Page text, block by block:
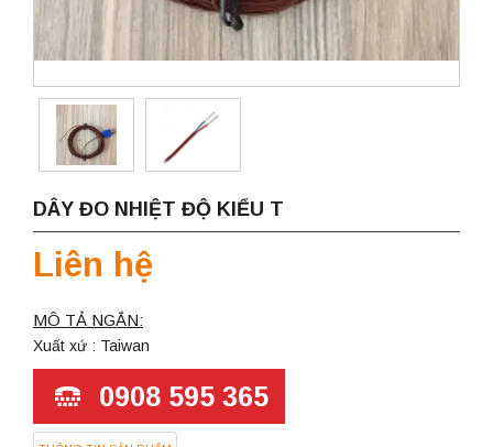
DÂY ĐO NHIỆT ĐỘ KIỂU T
Liên hệ
MÔ TẢ NGẮN:
Xuất xứ : Taiwan
0908 595 365